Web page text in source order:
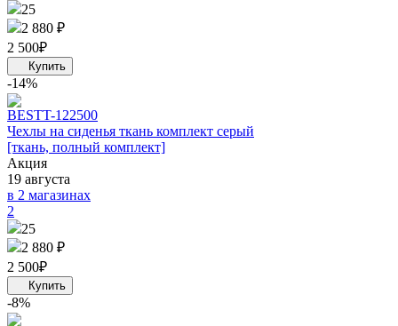
25
2 880 ₽
2 500₽
-14%
BESTT-122500
Чехлы на сиденья ткань комплект серый
[ткань, полный комплект]
Акция
19 августа
в 2 магазинах
2
25
2 880 ₽
2 500₽
-8%